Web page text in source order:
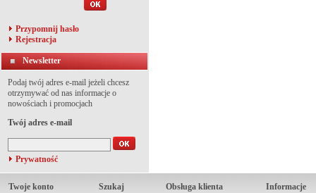
Przypomnij hasło
Rejestracja
Newsletter
Podaj twój adres e-mail jeżeli chcesz
otrzymywać od nas informacje o
nowościach i promocjach
Twój adres e-mail
Prywatność
Twoje konto
Szukaj
Obsługa klienta
Informacje